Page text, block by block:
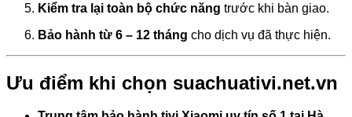
Kiểm tra lại toàn bộ chức năng trước khi bàn giao.
Bảo hành từ 6 – 12 tháng cho dịch vụ đã thực hiện.
Ưu điểm khi chọn suachuativi.net.vn